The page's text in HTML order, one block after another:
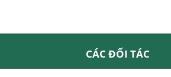
CÁC ĐỐI TÁC